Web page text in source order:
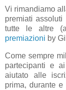
Vi rimandiamo
premiati
tutte le altre
premiazioni by
Come sempre
partecipanti e
aiutato alle
prima, durante